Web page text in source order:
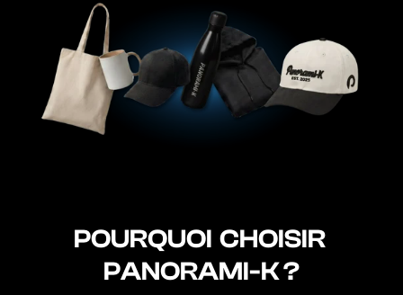
POURQUOI‎ ‎ CHOISIR‎ ‎
PANORAMI-K ?